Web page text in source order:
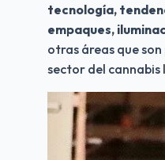
tecnología,
empaques,
otras áreas que
sector del cannabis